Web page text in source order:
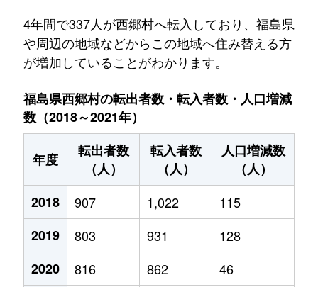
4年間で337人が西郷村へ転入しており、福島県
や周辺の地域などからこの地域へ住み替える方
が増加していることがわかります。
福島県西郷村の転出者数・転入者数・人口増減
数（2018～2021年）
年度
転出者数
（人）
転入者数
（人）
人口増減数
（人）
2018
907 1,022
115
2019
803 931
128
2020
816 862
46